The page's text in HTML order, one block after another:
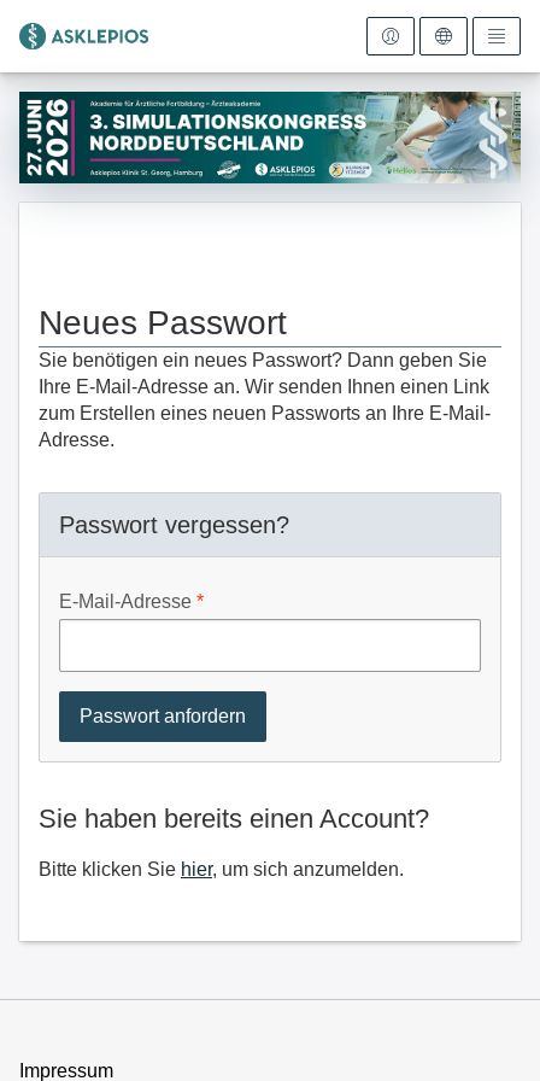
Zur Startseite
Neues Passwort
Sie benötigen ein neues Passwort? Dann geben Sie
Ihre E-Mail-Adresse an. Wir senden Ihnen einen Link
zum Erstellen eines neuen Passworts an Ihre E-Mail-
Adresse.
Passwort vergessen?
E-Mail-Adresse
Sie haben bereits einen Account?
Bitte klicken Sie hier, um sich anzumelden.
Impressum